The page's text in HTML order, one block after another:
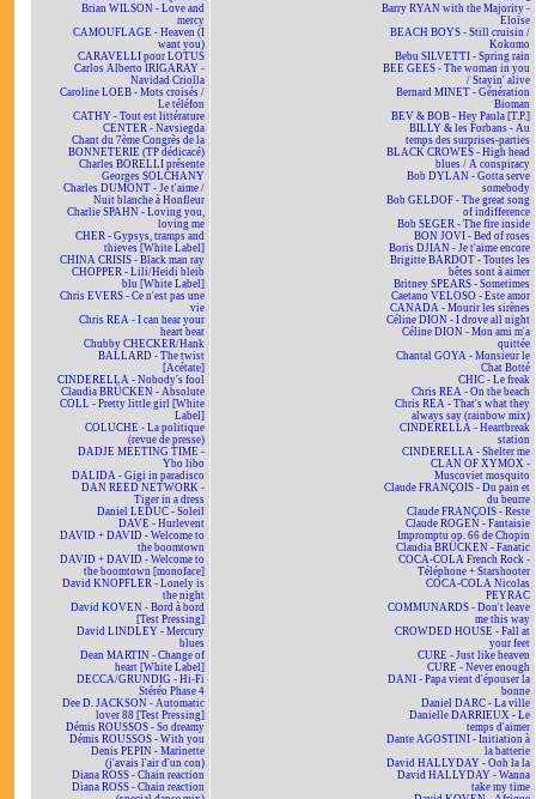
Brian WILSON - Love and
mercy
CAMOUFLAGE - Heaven (I
want you)
CARAVELLI pour LOTUS
Carlos Alberto IRIGARAY -
Navidad Criolla
Caroline LOEB - Mots croisés /
Le téléfon
CATHY - Tout est littérature
CENTER - Navsiegda
Chant du 7ème Congrès de la
BONNETERIE (TP dédicacé)
Charles BORELLI présente
Georges SOLCHANY
Charles DUMONT - Je t'aime /
Nuit blanche à Honfleur
Charlie SPAHN - Loving you,
loving me
CHER - Gypsys, tramps and
thieves [White Label]
CHINA CRISIS - Black man ray
CHOPPER - Lili/Heidi bleib
blu [White Label]
Chris EVERS - Ce n'est pas une
vie
Chris REA - I can hear your
heart beat
Chubby CHECKER/Hank
BALLARD - The twist
[Acétate]
CINDERELLA - Nobody's fool
Claudia BRÜCKEN - Absolute
COLL - Pretty little girl [White
Label]
COLUCHE - La politique
(revue de presse)
DADJE MEETING TIME -
Ybo libo
DALIDA - Gigi in paradisco
DAN REED NETWORK -
Tiger in a dress
Daniel LEDUC - Soleil
DAVE - Hurlevent
DAVID + DAVID - Welcome to
the boomtown
DAVID + DAVID - Welcome to
the boomtown [monoface]
David KNOPFLER - Lonely is
the night
David KOVEN - Bord à bord
[Test Pressing]
David LINDLEY - Mercury
blues
Dean MARTIN - Change of
heart [White Label]
DECCA/GRUNDIG - Hi-Fi
Stéréo Phase 4
Dee D. JACKSON - Automatic
lover 88 [Test Pressing]
Démis ROUSSOS - So dreamy
Démis ROUSSOS - With you
Denis PEPIN - Marinette
(j'avais l'air d'un con)
Diana ROSS - Chain reaction
Diana ROSS - Chain reaction
Barry RYAN with the Majority -
Eloïse
BEACH BOYS - Still cruisin /
Kokomo
Bebu SILVETTI - Spring rain
BEE GEES - The woman in you
/ Stayin' alive
Bernard MINET - Génération
Bioman
BEV & BOB - Hey Paula [T.P.]
BILLY & les Forbans - Au
temps des surprises-parties
BLACK CROWES - High head
blues / A conspiracy
Bob DYLAN - Gotta serve
somebody
Bob GELDOF - The great song
of indifference
Bob SEGER - The fire inside
BON JOVI - Bed of roses
Boris DJIAN - Je t'aime encore
Brigitte BARDOT - Toutes les
bêtes sont à aimer
Britney SPEARS - Sometimes
Caetano VELOSO - Este amor
CANADA - Mourir les sirènes
Céline DION - I drove all night
Céline DION - Mon ami m'a
quittée
Chantal GOYA - Monsieur le
Chat Botté
CHIC - Le freak
Chris REA - On the beach
Chris REA - That's what they
always say (rainbow mix)
CINDERELLA - Heartbreak
station
CINDERELLA - Shelter me
CLAN OF XYMOX -
Muscoviet mosquito
Claude FRANÇOIS - Du pain et
du beurre
Claude FRANÇOIS - Reste
Claude ROGEN - Fantaisie
Impromptu op. 66 de Chopin
Claudia BRÜCKEN - Fanatic
COCA-COLA French Rock -
Téléphone + Starshooter
COCA-COLA Nicolas
PEYRAC
COMMUNARDS - Don't leave
me this way
CROWDED HOUSE - Fall at
your feet
CURE - Just like heaven
CURE - Never enough
DANI - Papa vient d'épouser la
bonne
Daniel DARC - La ville
Danielle DARRIEUX - Le
temps d'aimer
Dante AGOSTINI - Initiation à
la batterie
David HALLYDAY - Ooh la la
David HALLYDAY - Wanna
take my time